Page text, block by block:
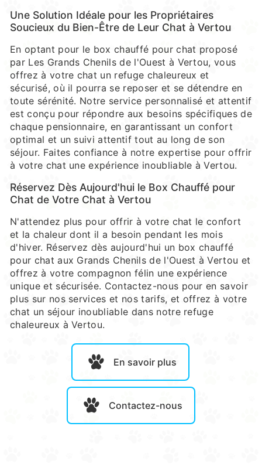
Une Solution Idéale pour les Propriétaires
Soucieux du Bien-Être de Leur Chat à Vertou
En optant pour le box chauffé pour chat proposé
par Les Grands Chenils de l'Ouest à Vertou, vous
offrez à votre chat un refuge chaleureux et
sécurisé, où il pourra se reposer et se détendre en
toute sérénité. Notre service personnalisé et attentif
est conçu pour répondre aux besoins spécifiques de
chaque pensionnaire, en garantissant un confort
optimal et un suivi attentif tout au long de son
séjour. Faites confiance à notre expertise pour offrir
à votre chat une expérience inoubliable à Vertou.
Réservez Dès Aujourd'hui le Box Chauffé pour
Chat de Votre Chat à Vertou
N'attendez plus pour offrir à votre chat le confort
et la chaleur dont il a besoin pendant les mois
d'hiver. Réservez dès aujourd'hui un box chauffé
pour chat aux Grands Chenils de l'Ouest à Vertou et
offrez à votre compagnon félin une expérience
unique et sécurisée. Contactez-nous pour en savoir
plus sur nos services et nos tarifs, et offrez à votre
chat un séjour inoubliable dans notre refuge
chaleureux à Vertou.
En savoir plus
Contactez-nous